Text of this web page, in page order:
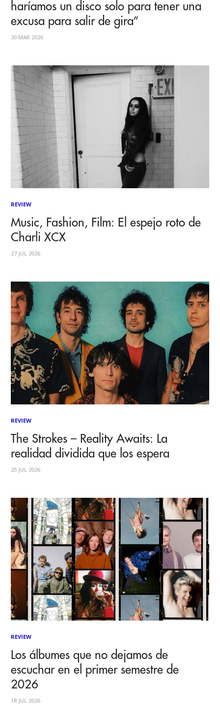
haríamos un disco solo para tener una
excusa para salir de gira”
30 MAR 2026
REVIEW
Music, Fashion, Film: El espejo roto de
Charli XCX
27 JUL 2026
REVIEW
The Strokes – Reality Awaits: La
realidad dividida que los espera
25 JUL 2026
REVIEW
Los álbumes que no dejamos de
escuchar en el primer semestre de
2026
18 JUL 2026